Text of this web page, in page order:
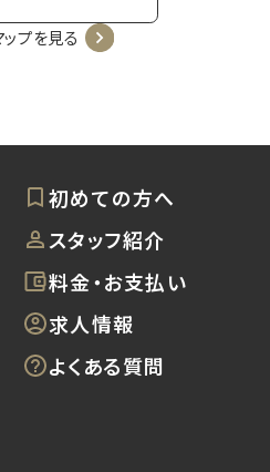
プを見る
初めての方へ
スタッフ紹介
料金・お支払い
求人情報
よくある質問